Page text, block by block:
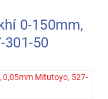
0-150mm,
301-50